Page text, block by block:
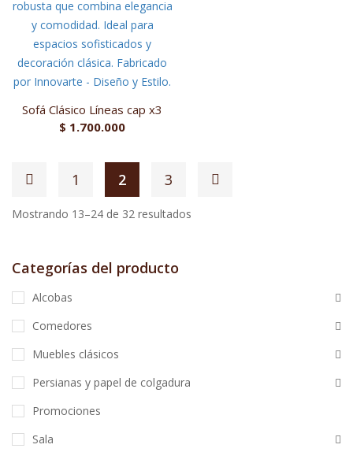
Sofá Clásico Líneas cap x3
$ 1.700.000
1 2 3
Mostrando 13–24 de 32 resultados
Categorías del producto
Alcobas
Comedores
Muebles clásicos
Persianas y papel de colgadura
Promociones
Sala